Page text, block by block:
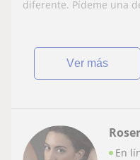
diferente. Pídeme una
ver más
Roser
En